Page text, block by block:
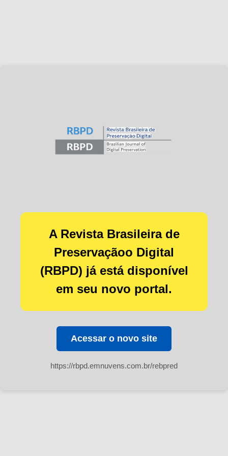
A Revista Brasileira de
Preservaçãoo Digital
(RBPD) já está disponível
em seu novo portal.
Acessar o novo site
https://rbpd.emnuvens.com.br/rebpred